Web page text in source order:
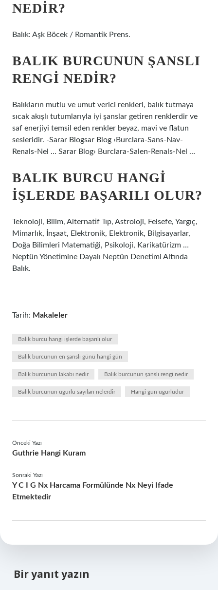
NEDIR?
Balık: Aşk Böcek / Romantik Prens.
BALIK BURCUNUN ŞANSLI
RENGI NEDIR?
Balıkların mutlu ve umut verici renkleri, balık tutmaya
sıcak akışlı tutumlarıyla iyi şanslar getiren renklerdir ve
saf enerjiyi temsil eden renkler beyaz, mavi ve flatun
sesleridir. -Sarar Blogsar Blog ›Burclara-Sans-Nav-
Renals-Nel … Sarar Blog› Burclara-Salen-Renals-Nel …
BALIK BURCU HANGI
IŞLERDE BAŞARILI OLUR?
Teknoloji, Bilim, Alternatif Tıp, Astroloji, Felsefe, Yargıç,
Mimarlık, İnşaat, Elektronik, Elektronik, Bilgisayarlar,
Doğa Bilimleri Matematiği, Psikoloji, Karikatürizm …
Neptün Yönetimine Dayalı Neptün Denetimi Altında
Balık.
Tarih: Makaleler
Balık burcu hangi işlerde başarılı olur
Balık burcunun en şanslı günü hangi gün
Balık burcunun lakabı nedir Balık burcunun şanslı rengi nedir
Balık burcunun uğurlu sayıları nelerdir Hangi gün uğurludur
Önceki Yazı
Guthrie Hangi Kuram
Sonraki Yazı
Y C I G Nx Harcama Formülünde Nx Neyi Ifade
Etmektedir
Bir yanıt yazın